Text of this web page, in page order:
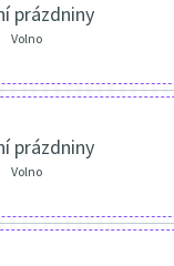
prázdniny
Volno
prázdniny
Volno